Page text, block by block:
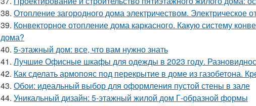
38. Отопление загородного дома электричеством. Электрическое
39. Конвекторное отопление дома каркасного. Какую систему
дома?
40. 5-этажный дом: все, что вам нужно знать
41. Лучшие Офисные шкафы для одежды в 2023 году.
42. Как сделать армопояс под перекрытие в доме из газобетона.
43. Обои: идеальный выбор для оформления пустой стены в зале
44. Уникальный дизайн: 5-этажный жилой дом Г-образной формы